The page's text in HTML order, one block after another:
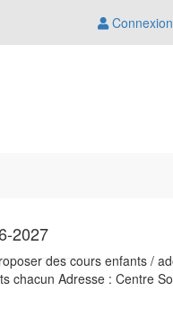
Connexion
2027
des cours enfants /
chacun Adresse : Centre